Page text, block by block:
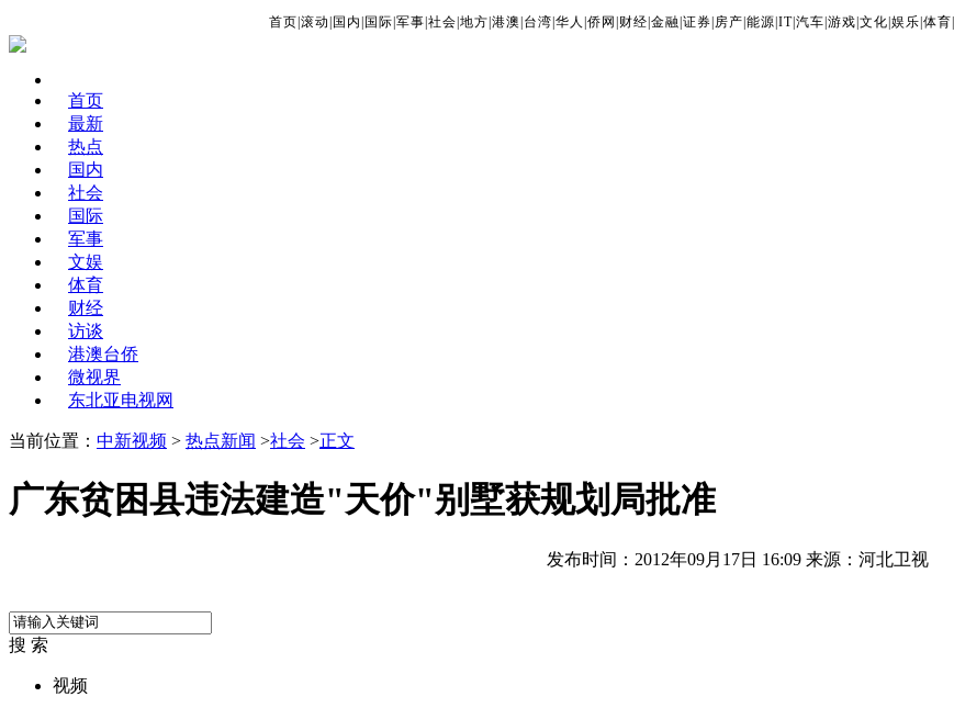
首页 滚动 国内 国际 军事 社会 地方 港澳 台湾 华人 侨网 财经 金融 证券 房产 能源 IT| 汽车 游戏 文化 娱乐 体育
首页
最新
热点
国内
社会
国际
军事
文娱
体育
财经
访谈
港澳台侨
微视界
东北亚电视网
当前位置： 中新视频 > 热点新闻 >社会 >正文
广东贫困县违法建造"天价"别墅获规划局批准
发布时间：2012年09月17日 16:09 来源：河北卫视
搜 索
视频